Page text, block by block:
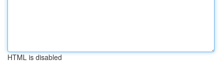
HTML is disabled